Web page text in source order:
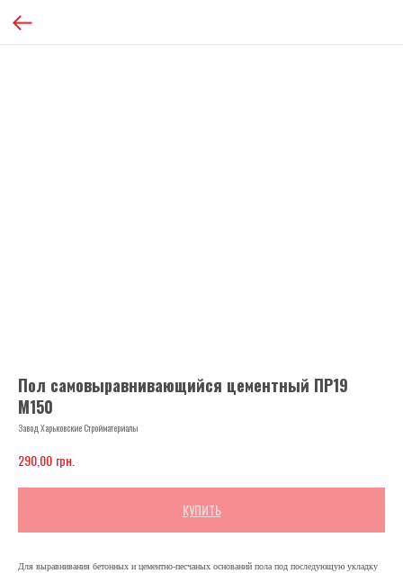
Пол самовыравнивающийся цементный ПР19
М150
Завод Харьковские Стройматериалы
290,00 грн.
КУПИТЬ
Для выравнивания бетонных и цементно-песчаных оснований пола под последующую укладку